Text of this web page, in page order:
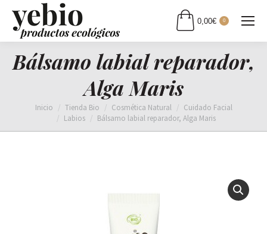
0,00€ 0
Bálsamo labial reparador,
Alga Maris
Estás aquí:
Inicio Tienda Bio Cosmética Natural
Cuidado Facial
Labios
Bálsamo labial reparador, Alga Maris